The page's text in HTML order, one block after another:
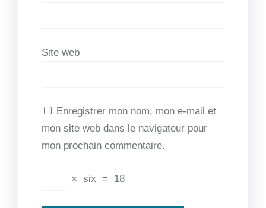
Site web
Enregistrer mon nom, mon e-mail et
mon site web dans le navigateur pour
mon prochain commentaire.
× six = 18